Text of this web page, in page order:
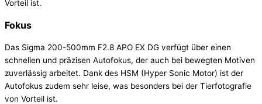
Vorteil ist.
Fokus
Das Sigma 200-500mm F2.8 APO EX DG verfügt über einen
schnellen und präzisen Autofokus, der auch bei bewegten Motiven
zuverlässig arbeitet. Dank des HSM (Hyper Sonic Motor) ist der
Autofokus zudem sehr leise, was besonders bei der Tierfotografie
von Vorteil ist.